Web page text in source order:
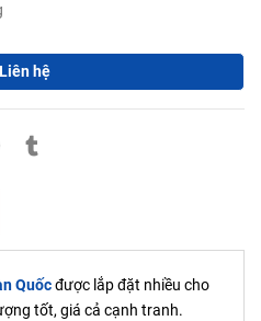
hệ
Quốcđược lắp đặt nhiều cho
tốt, giá cả cạnh tranh.